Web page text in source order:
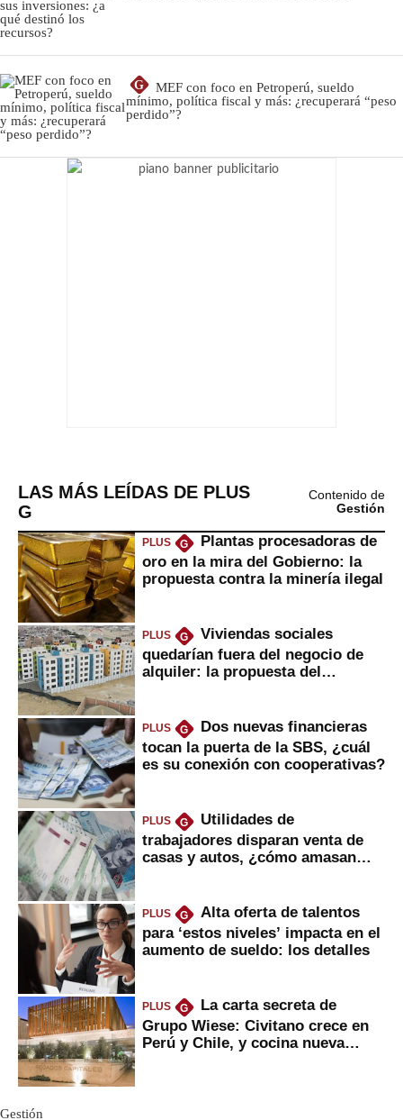
G
MEF con foco en Petroperú, sueldo
mínimo, política fiscal y más: ¿recuperará “peso
perdido”?
LAS MÁS LEÍDAS DE PLUS
G
Contenido de
Gestión
PLUS G
Plantas procesadoras de
oro en la mira del Gobierno: la
propuesta contra la minería ilegal
PLUS G
Viviendas sociales
quedarían fuera del negocio de
alquiler: la propuesta del
PLUS G
Dos nuevas financieras
tocan la puerta de la SBS, ¿cuál
es su conexión con cooperativas?
PLUS G
Utilidades de
trabajadores disparan venta de
casas y autos, ¿cómo amasan
PLUS G
Alta oferta de talentos
para ‘estos niveles’ impacta en el
aumento de sueldo: los detalles
PLUS G
La carta secreta de
Grupo Wiese: Civitano crece en
Perú y Chile, y cocina nueva
Gestión